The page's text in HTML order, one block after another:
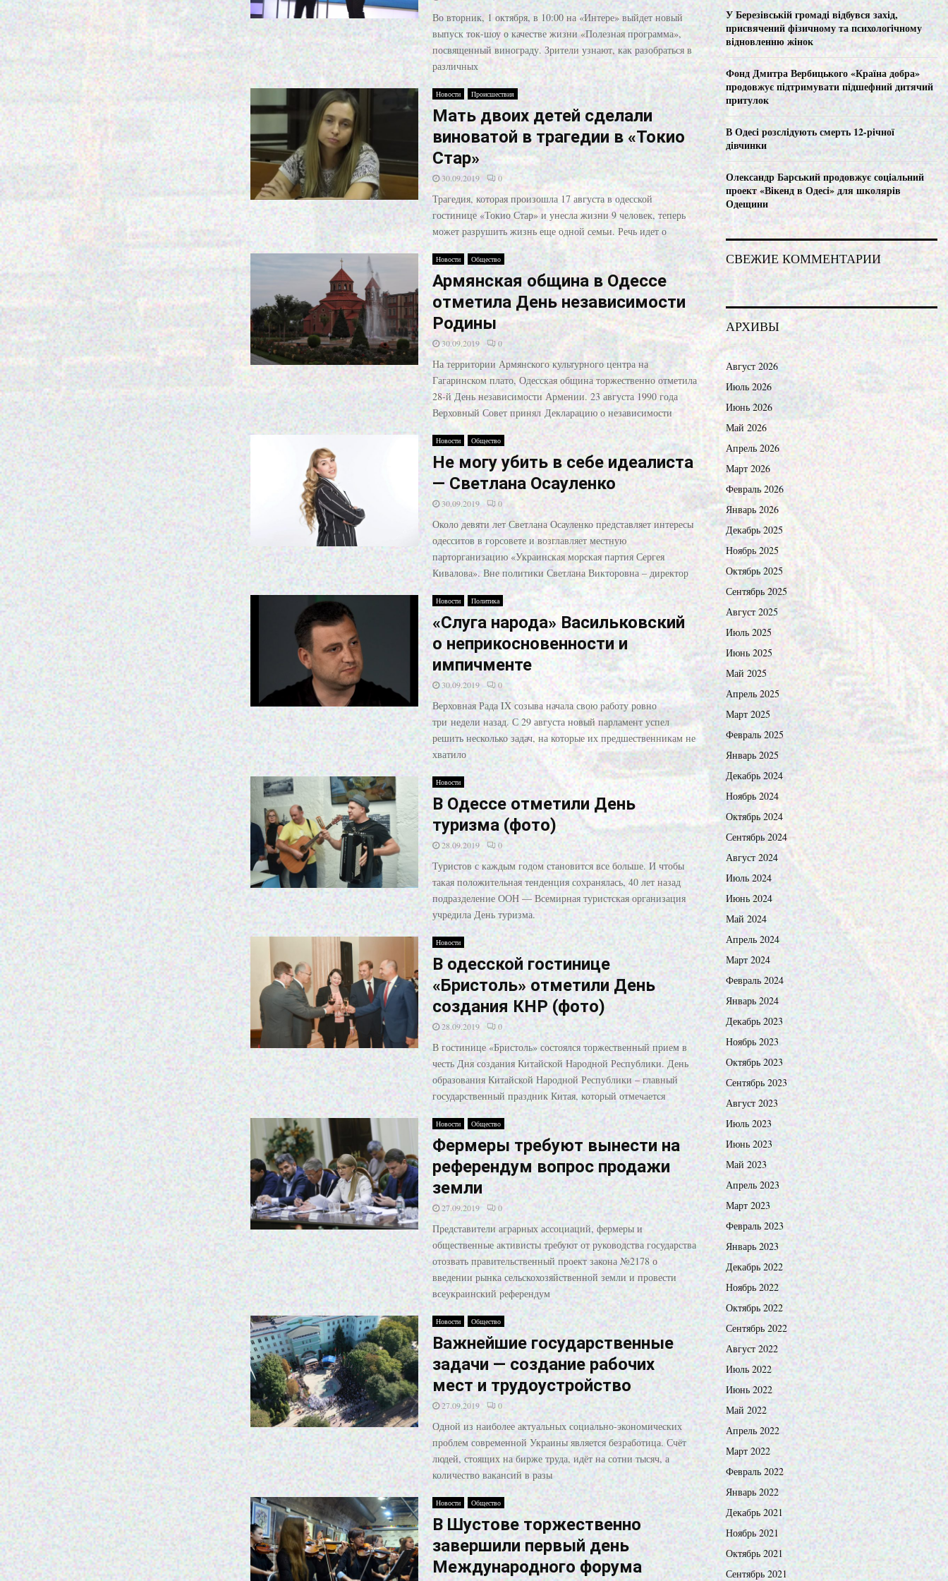
Во вторник, 1 октября, в 10:00 на «Интере» выйдет новый
выпуск ток-шоу о качестве жизни «Полезная программа»,
посвященный винограду. Зрители узнают, как разобраться в
различных
Новости Происшествия
Мать двоих детей сделали
виноватой в трагедии в «Токио
Стар»
30.09.2019 0
Трагедия, которая произошла 17 августа в одесской
гостинице «Токио Стар» и унесла жизни 9 человек, теперь
может разрушить жизнь еще одной семьи. Речь идет о
Новости Общество
Армянская община в Одессе
отметила День независимости
Родины
30.09.2019 0
На территории Армянского культурного центра на
Гагаринском плато, Одесская община торжественно отметила
28-й День независимости Армении. 23 августа 1990 года
Верховный Совет принял Декларацию о независимости
Новости Общество
Не могу убить в себе идеалиста
— Светлана Осауленко
30.09.2019 0
Около девяти лет Светлана Осауленко представляет интересы
одесситов в горсовете и возглавляет местную
парторганизацию «Украинская морская партия Сергея
Кивалова». Вне политики Светлана Викторовна – директор
Новости Политика
«Слуга народа» Васильковский
о неприкосновенности и
импичменте
30.09.2019 0
Верховная Рада IX созыва начала свою работу ровно
три недели назад. С 29 августа новый парламент успел
решить несколько задач, на которые их предшественникам не
хватило
Новости
В Одессе отметили День
туризма (фото)
28.09.2019 0
Туристов с каждым годом становится все больше. И чтобы
такая положительная тенденция сохранялась, 40 лет назад
подразделение ООН — Всемирная туристская организация
учредила День туризма.
Новости
В одесской гостинице
«Бристоль» отметили День
создания КНР (фото)
28.09.2019 0
В гостинице «Бристоль» состоялся торжественный прием в
честь Дня создания Китайской Народной Республики. День
образования Китайской Народной Республики – главный
государственный праздник Китая, который отмечается
Новости Общество
Фермеры требуют вынести на
референдум вопрос продажи
земли
27.09.2019 0
Представители аграрных ассоциаций, фермеры и
общественные активисты требуют от руководства государства
отозвать правительственный проект закона №2178 о
введении рынка сельскохозяйственной земли и провести
всеукраинский референдум
Новости Общество
Важнейшие государственные
задачи — создание рабочих
мест и трудоустройство
27.09.2019 0
Одной из наиболее актуальных социально-экономических
проблем современной Украины является безработица. Счёт
людей, стоящих на бирже труда, идёт на сотни тысяч, а
количество вакансий в разы
Новости Общество
В Шустове торжественно
завершили первый день
Международного форума
C
H
У Березівській громаді відбувся захід,
присвячений фізичному та психологічному
відновленню жінок
Фонд Дмитра Вербицького «Країна добра»
продовжує підтримувати підшефний дитячий
притулок
В Одесі розслідують смерть 12-річної
дівчинки
Олександр Барський продовжує соціальний
проект «Вікенд в Одесі» для школярів
Одещини
СВЕЖИЕ КОММЕНТАРИИ
АРХИВЫ
Август 2026
Июль 2026
Июнь 2026
Май 2026
Апрель 2026
Март 2026
Февраль 2026
Январь 2026
Декабрь 2025
Ноябрь 2025
Октябрь 2025
Сентябрь 2025
Август 2025
Июль 2025
Июнь 2025
Май 2025
Апрель 2025
Март 2025
Февраль 2025
Январь 2025
Декабрь 2024
Ноябрь 2024
Октябрь 2024
Сентябрь 2024
Август 2024
Июль 2024
Июнь 2024
Май 2024
Апрель 2024
Март 2024
Февраль 2024
Январь 2024
Декабрь 2023
Ноябрь 2023
Октябрь 2023
Сентябрь 2023
Август 2023
Июль 2023
Июнь 2023
Май 2023
Апрель 2023
Март 2023
Февраль 2023
Январь 2023
Декабрь 2022
Ноябрь 2022
Октябрь 2022
Сентябрь 2022
Август 2022
Июль 2022
Июнь 2022
Май 2022
Апрель 2022
Март 2022
Февраль 2022
Январь 2022
Декабрь 2021
Ноябрь 2021
Октябрь 2021
Сентябрь 2021